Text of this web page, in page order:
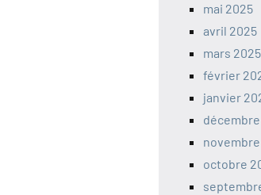
mai 2025
avril 2025
mars 2025
février
janvier
octobre